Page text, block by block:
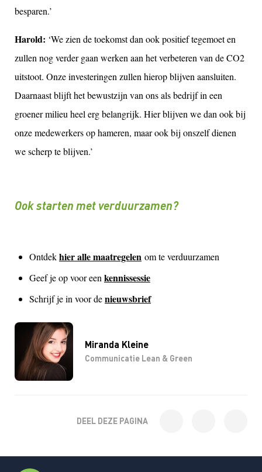
Miranda Kleine
Communicatie Lean & Green
besparen.’
Harold: ‘We zien de toekomst dan ook positief tegemoet en
zullen nog verder gaan werken aan het verbeteren van de CO2
uitstoot. Onze investeringen zullen hierop blijven aansluiten.
Daarnaast blijft het bewustzijn van ons als bedrijf in een
groener milieu heel erg belangrijk. Hier blijven we dan ook bij
onze medewerkers op hameren, maar ook bij onszelf dienen
we scherp te blijven.’
Ook starten met verduurzamen?
Ontdekhier alle maatregelen om te verduurzamen
Geef je op voor een kennissessie
Schrijf je in voor denieuwsbrief
DEEL DEZE PAGINA